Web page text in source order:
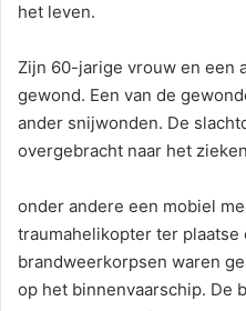
het leven.
Zijn 60-jarige vrouw en een
gewond. Een van de
ander snijwonden. De
overgebracht naar het
onder andere een mobiel
traumahelikopter ter plaatse
brandweerkorpsen waren
op het binnenvaarschip. De